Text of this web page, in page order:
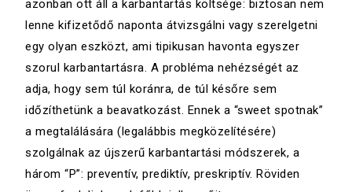
azonban ott áll a karbantartás költsége: biztosan nem
lenne kifizetődő naponta átvizsgálni vagy szerelgetni
egy olyan eszközt, ami tipikusan havonta egyszer
szorul karbantartásra. A probléma nehézségét az
adja, hogy sem túl koránra, de túl későre sem
időzíthetünk a beavatkozást. Ennek a “sweet spotnak”
a megtalálására (legalábbis megközelítésére)
szolgálnak az újszerű karbantartási módszerek, a
három “P”: preventív, prediktív, preskriptív. Röviden